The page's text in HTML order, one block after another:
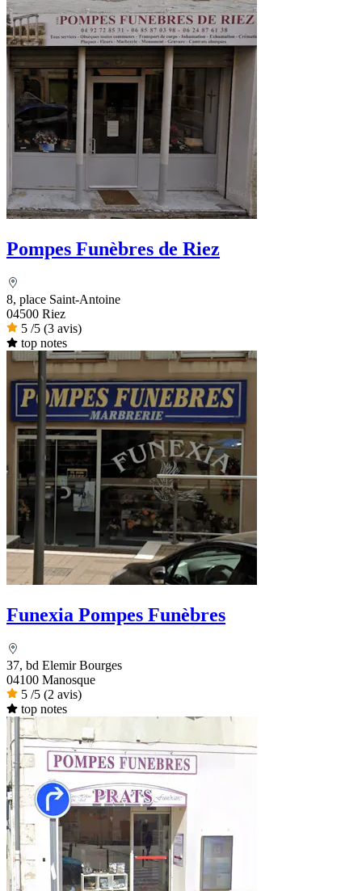
Pompes Funèbres de Riez
8, place Saint-Antoine
04500 Riez
5 /5 (3 avis)
top notes
Funexia Pompes Funèbres
37, bd Elemir Bourges
04100 Manosque
5 /5 (2 avis)
top notes